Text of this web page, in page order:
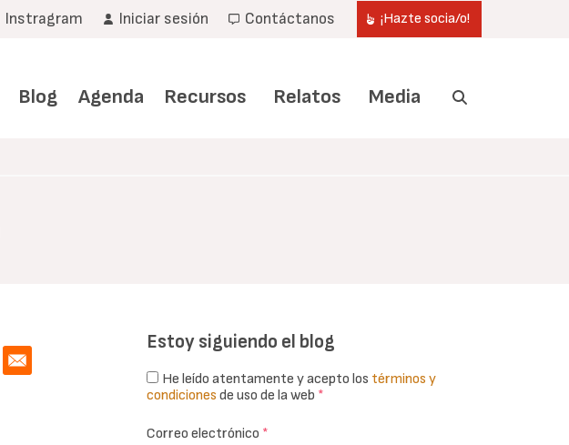
Instragram Iniciar sesión Contáctanos ¡Hazte socia/o!
Blog Agenda Recursos Relatos Media
Estoy siguiendo el blog
He leído atentamente y acepto los términos y
condiciones de uso de la web *
Correo electrónico *